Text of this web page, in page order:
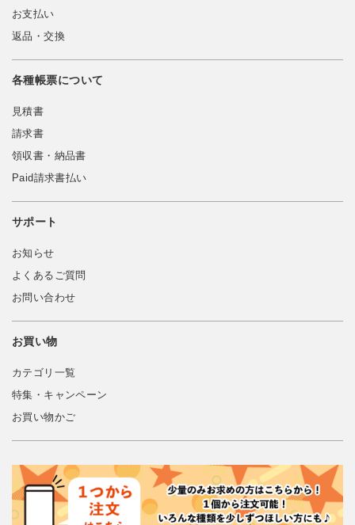
お支払い
返品・交換
各種帳票について
見積書
請求書
領収書・納品書
Paid請求書払い
サポート
お知らせ
よくあるご質問
お問い合わせ
お買い物
カテゴリ一覧
特集・キャンペーン
お買い物かご